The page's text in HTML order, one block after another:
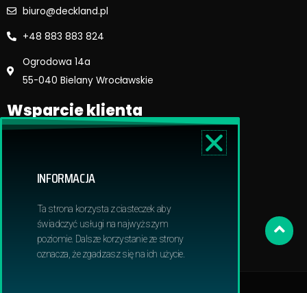
biuro@deckland.pl
+48 883 883 824
Ogrodowa 14a
55-040 Bielany Wrocławskie
Wsparcie klienta
Dostawa i płatność
Obowiązek informacyjny RODO
INFORMACJA
Ta strona korzysta z ciasteczek aby
świadczyć usługi na najwyższym
poziomie. Dalsze korzystanie ze strony
oznacza, że zgadzasz się na ich użycie.